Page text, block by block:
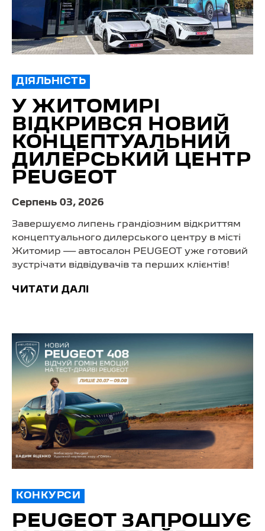
ДІЯЛЬНІСТЬ
У ЖИТОМИРІ
ВІДКРИВСЯ НОВИЙ
КОНЦЕПТУАЛЬНИЙ
ДИЛЕРСЬКИЙ ЦЕНТР
PEUGEOT
Серпень 03, 2026
Завершуємо липень грандіозним відкриттям
концептуального дилерського центру в місті
Житомир — автосалон PEUGEOT уже готовий
зустрічати відвідувачів та перших клієнтів!
ЧИТАТИ ДАЛІ
КОНКУРСИ
PEUGEOT ЗАПРОШУЄ